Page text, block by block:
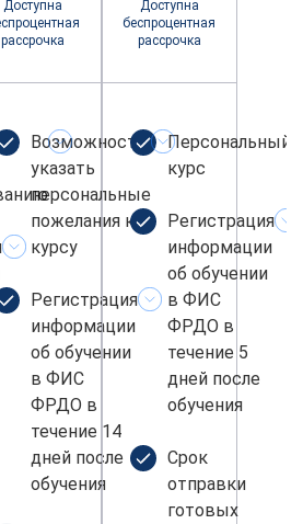
Доступна
рассрочка
Возможность
указать
персональные
пожелания к
курсу
Регистрация
информации
об обучении
в ФИС
ФРДО в
течение 14
дней после
обучения
Доступна
беспроцентная
рассрочка
Персональный
курс
Регистрация
информации
об обучении
в ФИС
ФРДО в
течение 5
дней после
обучения
Срок
отправки
готовых